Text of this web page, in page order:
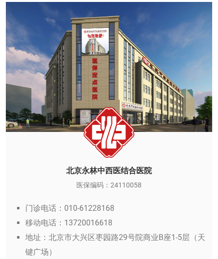
北京永林中西医结合医院
医保编码：24110058
门诊电话：010-61228168
移动电话：13720016618
地址：北京市大兴区枣园路29号院商业B座1-5层（天
键广场）